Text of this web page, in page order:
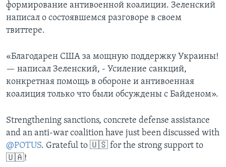
формирование антивоенной коалиции. Зеленский
написал о состоявшемся разговоре в своем
твиттере.
«Благодарен США за мощную поддержку Украины!
— написал Зеленский, - Усиление санкций,
конкретная помощь в обороне и антивоенная
коалиция только что были обсуждены с Байденом».
Strengthening sanctions, concrete defense assistance
and an anti-war coalition have just been discussed with
@POTUS. Grateful to 🇺🇸 for the strong support to
🇺🇦!